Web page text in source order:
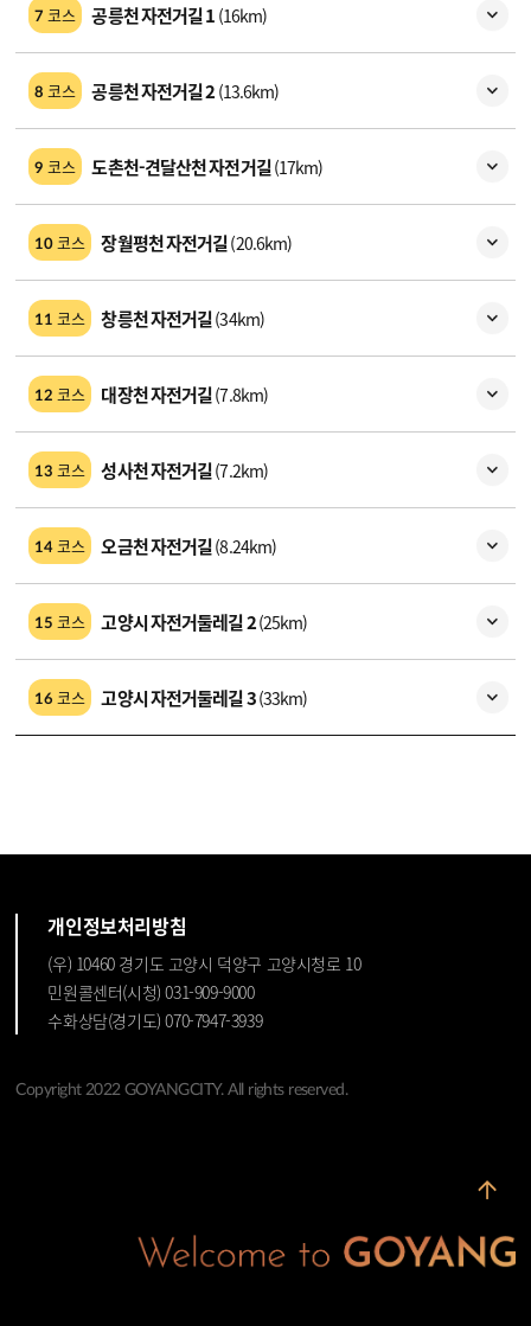
7 코스 공릉천 자전거길 1 (16km)
8 코스 공릉천 자전거길 2 (13.6km)
9 코스 도촌천-견달산천 자전거길(17km)
10 코스 장월평천 자전거길(20.6km)
11 코스 창릉천 자전거길(34km)
12 코스 대장천 자전거길(7.8km)
13 코스 성사천 자전거길(7.2km)
14 코스 오금천 자전거길(8.24km)
15 코스 고양시 자전거둘레길 2(25km)
16 코스 고양시 자전거둘레길 3(33km)
개인정보처리방침
(우) 10460 경기도 고양시 덕양구 고양시청로 10
민원콜센터(시청) 031-909-9000
수화상담(경기도) 070-7947-3939
Copyright 2022 GOYANGCITY. All rights reserved.